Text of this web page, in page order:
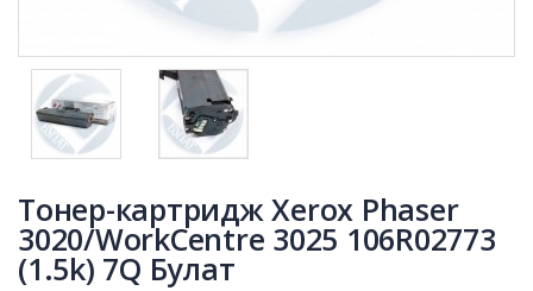
Тонер-картридж Xerox Phaser
3020/WorkCentre 3025 106R02773
(1.5k) 7Q Булат